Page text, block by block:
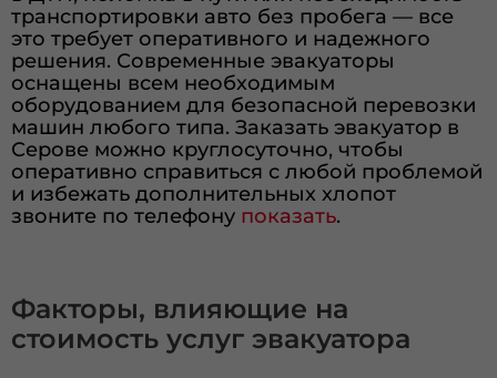
транспортировки авто без пробега — все
это требует оперативного и надежного
решения. Современные эвакуаторы
оснащены всем необходимым
оборудованием для безопасной перевозки
машин любого типа. Заказать эвакуатор в
Серове можно круглосуточно, чтобы
оперативно справиться с любой проблемой
и избежать дополнительных хлопот
звоните по телефону показать.
Факторы, влияющие на
стоимость услуг эвакуатора